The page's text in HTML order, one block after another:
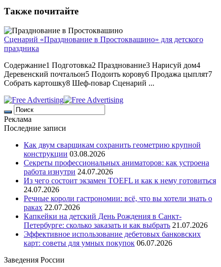
Также почитайте
Сценарий «Празднование в Простоквашино» для детского
праздника
Содержание1 Подготовка2 Празднование3 Нарисуй дом4
Деревенский почтальон5 Подоить корову6 Продажа цыплят7
Собрать картошку8 Шеф-повар Сценарий ...
Реклама
Последние записи
Как двум сварщикам сохранить геометрию крупной
конструкции 03.08.2026
Секреты профессиональных аниматоров: как устроена
работа изнутри 24.07.2026
Из чего состоит экзамен TOEFL и как к нему готовиться
24.07.2026
Речные короли гастрономии: всё, что вы хотели знать о
раках 22.07.2026
Капкейки на детский День Рождения в Санкт-
Петербурге: сколько заказать и как выбрать 21.07.2026
Эффективное использование дебетовых банковских
карт: советы для умных покупок 06.07.2026
Заведения России